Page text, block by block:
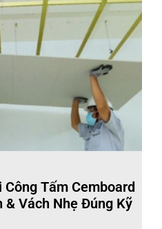
Công Tấm Cemboard
& Vách Nhẹ Đúng Kỹ